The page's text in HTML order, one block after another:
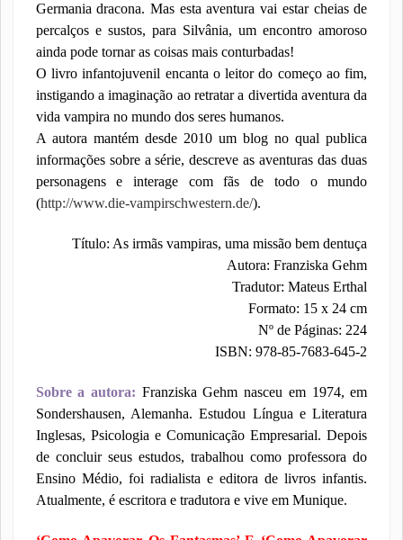
Germania dracona. Mas esta aventura vai estar cheias de
percalços e sustos, para Silvânia, um encontro amoroso
ainda pode tornar as coisas mais conturbadas!
O livro infantojuvenil encanta o leitor do começo ao fim,
instigando a imaginação ao retratar a divertida aventura da
vida vampira no mundo dos seres humanos.
A autora mantém desde 2010 um blog no qual publica
informações sobre a série, descreve as aventuras das duas
personagens e interage com fãs de todo o mundo
(http://www.die-vampirschwestern.de/).
Título: As irmãs vampiras, uma missão bem dentuça
Autora: Franziska Gehm
Tradutor: Mateus Erthal
Formato: 15 x 24 cm
Nº de Páginas: 224
ISBN: 978-85-7683-645-2
Sobre a autora: Franziska Gehm nasceu em 1974, em
Sondershausen, Alemanha. Estudou Língua e Literatura
Inglesas, Psicologia e Comunicação Empresarial. Depois
de concluir seus estudos, trabalhou como professora do
Ensino Médio, foi radialista e editora de livros infantis.
Atualmente, é escritora e tradutora e vive em Munique.